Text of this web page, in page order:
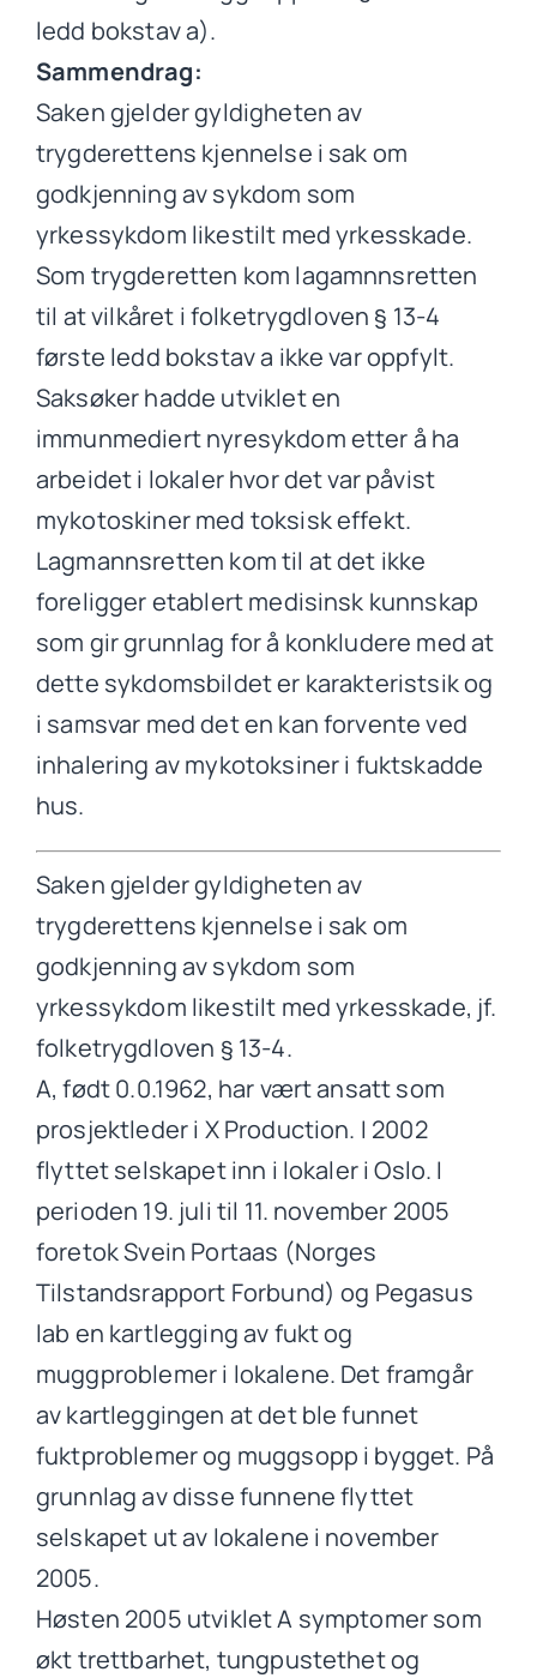
ledd bokstav a).
Sammendrag:
Saken gjelder gyldigheten av
trygderettens kjennelse i sak om
godkjenning av sykdom som
yrkessykdom likestilt med yrkesskade.
Som trygderetten kom lagamnnsretten
til at vilkåret i folketrygdloven § 13-4
første ledd bokstav a ikke var oppfylt.
Saksøker hadde utviklet en
immunmediert nyresykdom etter å ha
arbeidet i lokaler hvor det var påvist
mykotoskiner med toksisk effekt.
Lagmannsretten kom til at det ikke
foreligger etablert medisinsk kunnskap
som gir grunnlag for å konkludere med at
dette sykdomsbildet er karakteristsik og
i samsvar med det en kan forvente ved
inhalering av mykotoksiner i fuktskadde
hus.
Saken gjelder gyldigheten av
trygderettens kjennelse i sak om
godkjenning av sykdom som
yrkessykdom likestilt med yrkesskade, jf.
folketrygdloven § 13-4.
A, født 0.0.1962, har vært ansatt som
prosjektleder i X Production. I 2002
flyttet selskapet inn i lokaler i Oslo. I
perioden 19. juli til 11. november 2005
foretok Svein Portaas (Norges
Tilstandsrapport Forbund) og Pegasus
lab en kartlegging av fukt og
muggproblemer i lokalene. Det framgår
av kartleggingen at det ble funnet
fuktproblemer og muggsopp i bygget. På
grunnlag av disse funnene flyttet
selskapet ut av lokalene i november
2005.
Høsten 2005 utviklet A symptomer som
økt trettbarhet, tungpustethet og